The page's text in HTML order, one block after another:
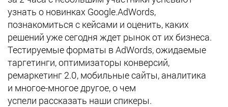
узнать о новинках Google.AdWords,
познакомиться с кейсами и оценить, каких
решений уже сегодня ждет рынок от их бизнеса.
Тестируемые форматы в AdWords, ожидаемые
таргетинги, оптимизаторы конверсий,
ремаркетинг 2.0, мобильные сайты, аналитика
и многое-многое другое, о чем
успели рассказать наши спикеры.